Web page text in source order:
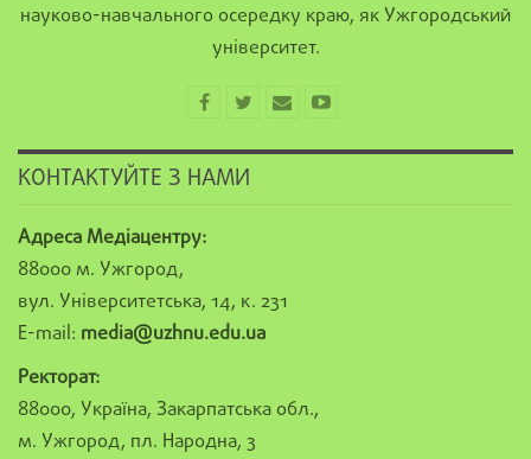
науково-навчального осередку краю, як Ужгородський
університет.
КОНТАКТУЙТЕ З НАМИ
Адреса Медіацентру:
88000 м. Ужгород,
вул. Університетська, 14, к. 231
E-mail: media@uzhnu.edu.ua
Ректорат:
88000, Україна, Закарпатська обл.,
м. Ужгород, пл. Народна, 3